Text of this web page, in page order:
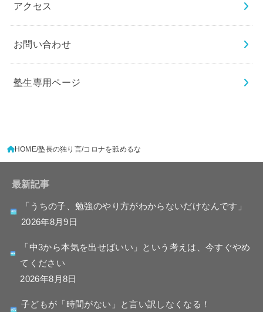
アクセス
お問い合わせ
塾生専用ページ
HOME 塾長の独り言 コロナを舐めるな
最新記事
「うちの子、勉強のやり方がわからないだけなんです」
2026年8月9日
「中3から本気を出せばいい」という考えは、今すぐやめ
てください
2026年8月8日
子どもが「時間がない」と言い訳しなくなる！